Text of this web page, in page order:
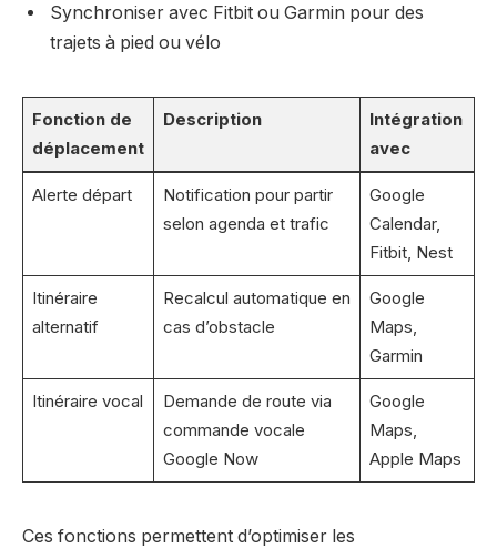
Synchroniser avec Fitbit ou Garmin pour des
trajets à pied ou vélo
Fonction de
déplacement
Description
Intégration
avec
Alerte départ
Notification pour partir
selon agenda et trafic
Google
Calendar,
Fitbit, Nest
Itinéraire
alternatif
Recalcul automatique en
cas d’obstacle
Google
Maps,
Garmin
Itinéraire vocal
Demande de route via
commande vocale
Google Now
Google
Maps,
Apple Maps
Ces fonctions permettent d’optimiser les